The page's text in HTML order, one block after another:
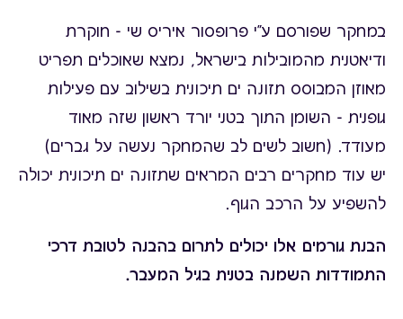
במחקר שפורסם ע"י פרופסור איריס שי - חוקרת
ודיאטנית מהמובילות בישראל, נמצא שאוכלים תפריט
מאוזן המבוסס תזונה ים תיכונית בשילוב עם פעילות
גופנית - השומן התוך בטני יורד ראשון שזה מאוד
מעודד. (חשוב לשים לב שהמחקר נעשה על גברים)
יש עוד מחקרים רבים המראים שתזונה ים תיכונית יכולה
להשפיע על הרכב הגוף.
הבנת גורמים אלו יכולים לתרום בהבנה לטובת דרכי
התמודדות השמנה בטנית בגיל המעבר.